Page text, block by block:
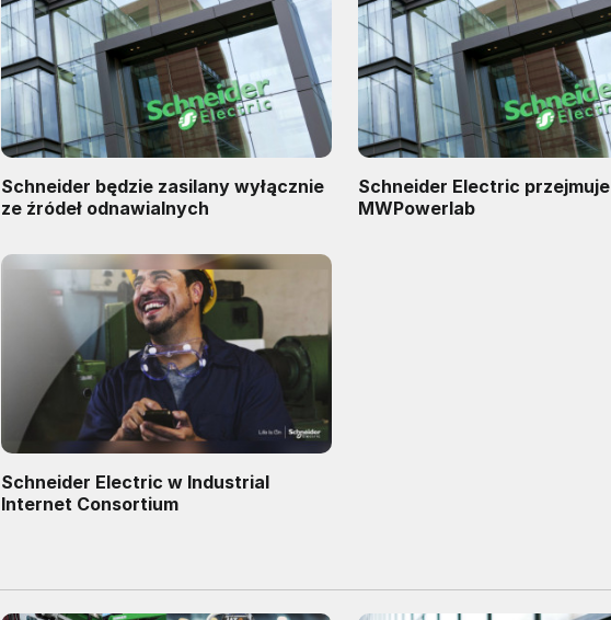
Schneider będzie zasilany wyłącznie
ze źródeł odnawialnych
Schneider Electric przejmuje
MWPowerlab
Schneider Electric w Industrial
Internet Consortium